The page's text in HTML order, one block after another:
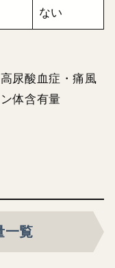
ない
尿酸血症・痛風
体含有量
一覧